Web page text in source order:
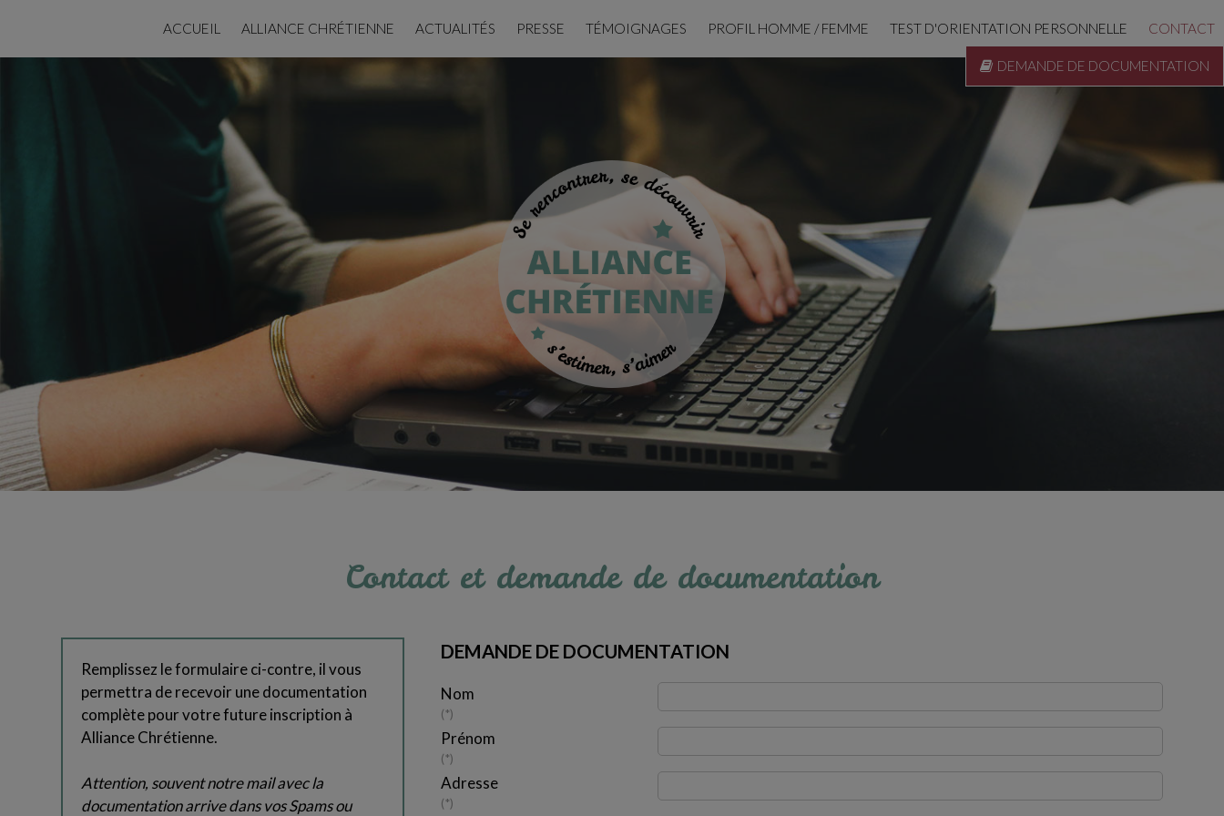
ACCUEIL ALLIANCE CHRÉTIENNE ACTUALITÉS PRESSE TÉMOIGNAGES PROFIL HOMME / FEMME TEST D'ORIENTATION PERSONNELLE CONTACT
DEMANDE DE DOCUMENTATION
Contact et demande de documentation
Remplissez le formulaire ci-contre, il vous
permettra de recevoir une documentation
complète pour votre future inscription à
Alliance Chrétienne.
Attention, souvent notre mail avec la
documentation arrive dans vos Spams ou
DEMANDE DE DOCUMENTATION
Nom
*
Prénom
*
Adresse
*